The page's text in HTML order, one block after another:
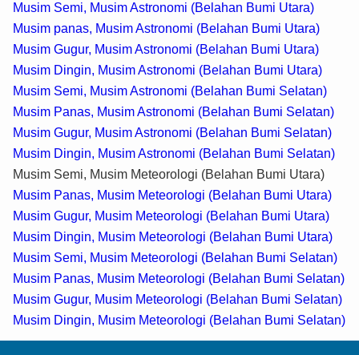
Musim Semi, Musim Astronomi (Belahan Bumi Utara)
Musim panas, Musim Astronomi (Belahan Bumi Utara)
Musim Gugur, Musim Astronomi (Belahan Bumi Utara)
Musim Dingin, Musim Astronomi (Belahan Bumi Utara)
Musim Semi, Musim Astronomi (Belahan Bumi Selatan)
Musim Panas, Musim Astronomi (Belahan Bumi Selatan)
Musim Gugur, Musim Astronomi (Belahan Bumi Selatan)
Musim Dingin, Musim Astronomi (Belahan Bumi Selatan)
Musim Semi, Musim Meteorologi (Belahan Bumi Utara)
Musim Panas, Musim Meteorologi (Belahan Bumi Utara)
Musim Gugur, Musim Meteorologi (Belahan Bumi Utara)
Musim Dingin, Musim Meteorologi (Belahan Bumi Utara)
Musim Semi, Musim Meteorologi (Belahan Bumi Selatan)
Musim Panas, Musim Meteorologi (Belahan Bumi Selatan)
Musim Gugur, Musim Meteorologi (Belahan Bumi Selatan)
Musim Dingin, Musim Meteorologi (Belahan Bumi Selatan)